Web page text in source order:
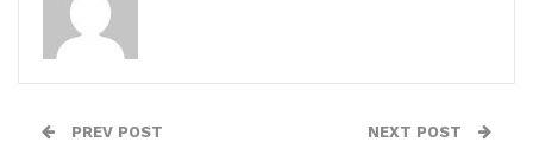
PREV POST NEXT POST